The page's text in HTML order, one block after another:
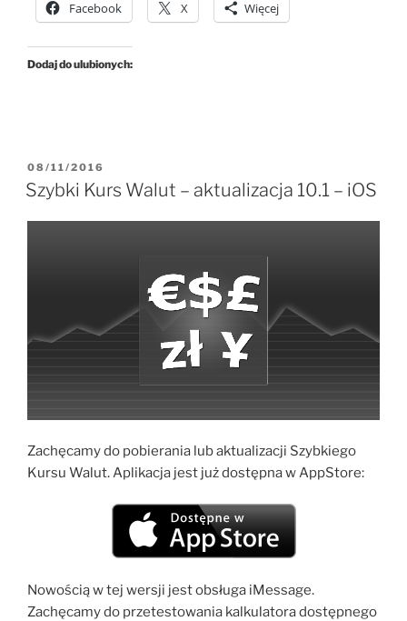
Facebook X Więcej
Dodaj do ulubionych:
OPUBLIKOWANE
W
08/11/2016
Szybki Kurs Walut – aktualizacja 10.1 – iOS
Zachęcamy do pobierania lub aktualizacji Szybkiego
Kursu Walut. Aplikacja jest już dostępna w AppStore:
Nowością w tej wersji jest obsługa iMessage.
Zachęcamy do przetestowania kalkulatora dostępnego